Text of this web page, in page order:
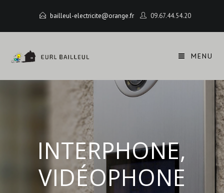
bailleul-electricite@orange.fr 09.67.44.54.20
MENU
INTERPHONE,
VIDÉOPHONE